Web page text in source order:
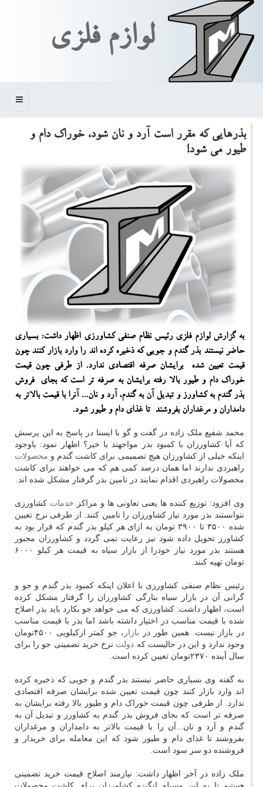
لوازم فلزی
منو
بذرهایی كه مقرر است آرد و نان شود، خوراك دام و
طیور می شود!
به گزارش لوازم فلزی رئیس نظام صنفی كشاورزی اظهار داشت: بسیاری
حاضر نیستند بذر گندم و جویی كه ذخیره كرده اند را وارد بازار كنند چون
قیمت تعیین شده برایشان صرفه اقتصادی ندارد. از طرفی چون قیمت
خوراك دام و طیور بالا رفته برایشان به صرفه تر است كه بجای فروش
بذر گندم به كشاورز و تبدیل آن به گندم، آرد و نان... آنرا با قیمت بالاتر به
دامداران و مرغداران بفروشند تا غذای دام و طیور شود.
محمد شفیع ملک زاده در گفت و گو با ایسنا در پاسخ به این پرسش
که آیا کشاورزان با کمبود بذر مواجهند یا خیر؟ اظهار نمود: باوجود
اینکه خیلی از کشاورزان هیچ تصمیمی برای کاشت گندم و محصولات
راهبردی ندارند اما همان درصد کمی هم که می خواهند برای کاشت
محصولات راهبردی اقدام نمایند در تامین بذر گرفتار مشکل شده اند.
وی افزود: توزیع کننده ها یعنی تعاونی ها و مراکز خدمات کشاورزی
نتوانستند بذر مورد نیاز کشاورزان را تامین کنند. از طرفی نرخ تعیین
شده ۳۵۰۰ تا ۳۹۰۰ تومان به ازای هر کیلو بذر گندم که قرار بود به
کشاورز تحویل داده شود نیز رعایت نمی گردد و کشاورزان مجبور
هستند بذر مورد نیاز خودرا از بازار سیاه به قیمت هر کیلو ۶۰۰۰
تومان تهیه کنند.
رئیس نظام صنفی کشاورزی با اعلان اینکه کمبود بذر گندم و جو و
گرانی آن در بازار سیاه بتازگی کشاورزان را گرفتار مشکل کرده
است، اظهار داشت: کشاورزی که می خواهد جو بکارد باید بذر اصلاح
شده با قیمت مناسب در اختیار داشته باشد اما بذر با قیمت مناسب
در بازار نیست. همین طور در بازار
، جو کمتر ازکیلویی ۴۵۰۰تومان
وجود ندارد و این در حالیست که دولت نرخ خرید تضمینی جو را برای
سال آینده ۲۳۷۰تومان تعیین کرده است.
به گفته وی بسیاری حاضر نیستند بذر گندم و جویی که ذخیره کرده
اند وارد بازار کنند چون قیمت تعیین شده برایشان صرفه اقتصادی
ندارد. از طرفی چون قیمت خوراک دام و طیور بالا رفته برایشان به
صرفه تر است که بجای فروش بذر گندم به کشاورز و تبدیل آن به
گندم و آرد و نان...آن را با قیمت بالاتر به دامداران و مرغداران
بفروشند تا غذای دام و طیور شود که این معامله برای خریدار و
فروشنده دو سر سود است.
ملک زاده در آخر اظهار داشت: نیازمند اصلاح قیمت خرید تضمینی